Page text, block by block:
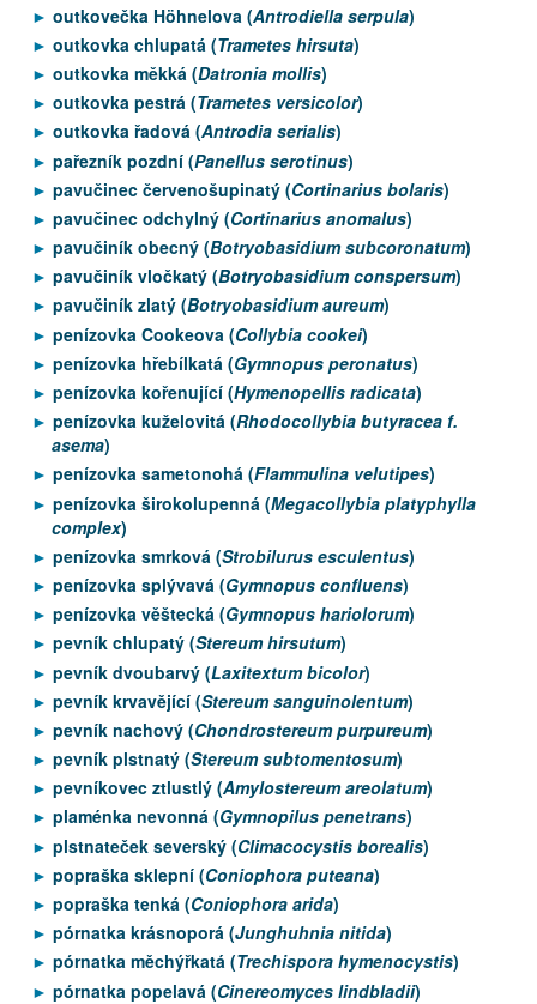
outkovečka Höhnelova (Antrodiella serpula)
outkovka chlupatá (Trametes hirsuta)
outkovka měkká (Datronia mollis)
outkovka pestrá (Trametes versicolor)
outkovka řadová (Antrodia serialis)
pařezník pozdní (Panellus serotinus)
pavučinec červenošupinatý (Cortinarius bolaris)
pavučinec odchylný (Cortinarius anomalus)
pavučiník obecný (Botryobasidium subcoronatum)
pavučiník vločkatý (Botryobasidium conspersum)
pavučiník zlatý (Botryobasidium aureum)
penízovka Cookeova (Collybia cookei)
penízovka hřebílkatá (Gymnopus peronatus)
penízovka kořenující (Hymenopellis radicata)
penízovka kuželovitá (Rhodocollybia butyracea f.
asema)
penízovka sametonohá (Flammulina velutipes)
penízovka širokolupenná (Megacollybia platyphylla
complex)
penízovka smrková (Strobilurus esculentus)
penízovka splývavá (Gymnopus confluens)
penízovka věštecká (Gymnopus hariolorum)
pevník chlupatý (Stereum hirsutum)
pevník dvoubarvý (Laxitextum bicolor)
pevník krvavějící (Stereum sanguinolentum)
pevník nachový (Chondrostereum purpureum)
pevník plstnatý (Stereum subtomentosum)
pevníkovec ztlustlý (Amylostereum areolatum)
plaménka nevonná (Gymnopilus penetrans)
plstnateček severský (Climacocystis borealis)
popraška sklepní (Coniophora puteana)
popraška tenká (Coniophora arida)
pórnatka krásnoporá (Junghuhnia nitida)
pórnatka měchýřkatá (Trechispora hymenocystis)
pórnatka popelavá (Cinereomyces lindbladii)